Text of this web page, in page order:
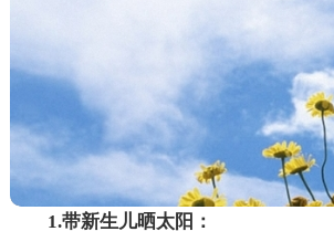
1.带新生儿晒太阳：